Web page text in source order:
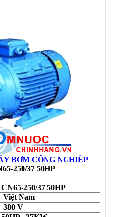
BƠM CÔNG NGHIỆP
250/37 50HP
CN65-250/37 50HP
Việt Nam
380 V